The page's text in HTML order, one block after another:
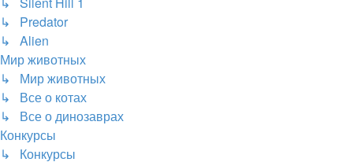
↳ Predator
↳ Alien
Мир животных
↳ Мир животных
↳ Все о котах
↳ Все о динозаврах
Конкурсы
↳ Конкурсы